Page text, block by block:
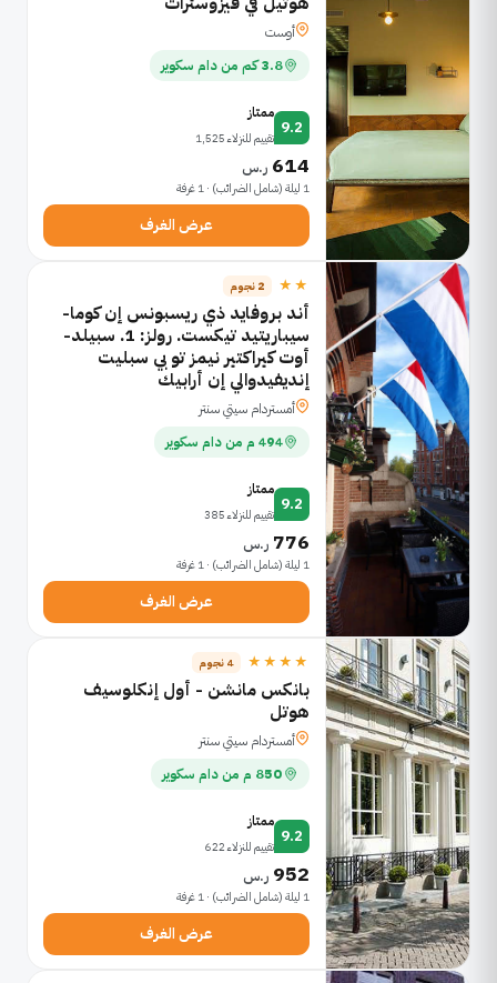
أوست
3.8 كم من دام سكوير
9.2
ممتاز
تقييم للنزلاء 1,525
614 ر.س
1 ليلة (شامل الضرائب) · 1 غرفة
عرض الغرف
★★ 2 نجوم
أند بروفايد ذي ريسبونس إن كوما-
سيباريتيد تيكست. رولز: 1. سبيلد-
أوت كيراكتير نيمز تو بي سبليت
إنديفيدوالي إن أرابيك
أمستردام سيتي سنتر
494 م من دام سكوير
9.2
ممتاز
تقييم للنزلاء 385
776 ر.س
1 ليلة (شامل الضرائب) · 1 غرفة
عرض الغرف
★★★★ 4 نجوم
بانكس مانشن - أول إنكلوسيف
هوتل
أمستردام سيتي سنتر
850 م من دام سكوير
9.2
ممتاز
تقييم للنزلاء 622
952 ر.س
1 ليلة (شامل الضرائب) · 1 غرفة
عرض الغرف